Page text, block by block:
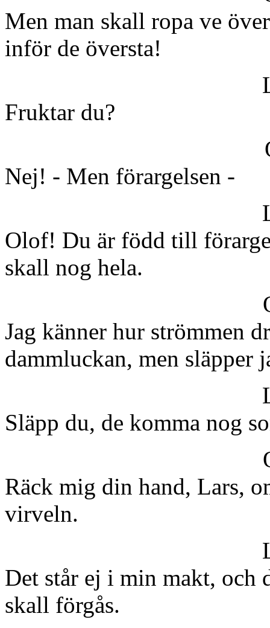
Men man skall ropa ve
inför de översta!
Fruktar du?
Nej! - Men förargelsen -
Olof! Du är född till
skall nog hela.
Jag känner hur strömmen
dammluckan, men släpper
Släpp du, de komma nog
Räck mig din hand, Lars,
virveln.
Det står ej i min makt,
skall förgås.